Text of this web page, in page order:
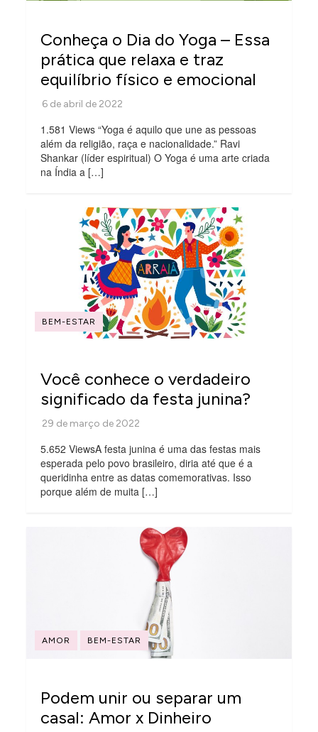
Conheça o Dia do Yoga – Essa
prática que relaxa e traz
equilíbrio físico e emocional
1.581 Views “Yoga é aquilo que une as pessoas
além da religião, raça e nacionalidade.” Ravi
Shankar (líder espiritual) O Yoga é uma arte criada
na Índia a […]
BEM-ESTAR
Você conhece o verdadeiro
significado da festa junina?
5.652 ViewsA festa junina é uma das festas mais
esperada pelo povo brasileiro, diria até que é a
queridinha entre as datas comemorativas. Isso
porque além de muita […]
AMOR BEM-ESTAR
Podem unir ou separar um
casal: Amor x Dinheiro